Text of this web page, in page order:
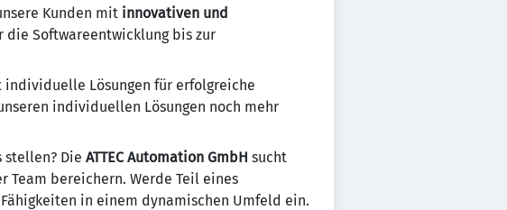
Kunden mit innovativen und
die Softwareentwicklung bis zur
Lösungen für erfolgreiche
individuellen Lösungen noch mehr
stellen? Die ATTEC Automation GmbH sucht
Team bereichern. Werde Teil eines
in einem dynamischen Umfeld ein.